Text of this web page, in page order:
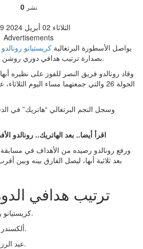
0 نشر
الثلاثاء 02 أبريل 2024 11:59 مساءً
Advertisements
يواصل الأسطورة البرتغالية كريستيانو رونالدو
بصدارة ترتيب هدافي دوري روشن السعودي، بعد “هاتريك” أبها.
وقاد رونالدو فريق النصر للفوز على نظيره
الجولة 26 والتي جمعتهما مساء اليوم
اقرأ أيضا.. بعد الهاتريك.. رونالدو
بعد ثلاثية أبها، ليصل الفارق بينه وبين
ترتيب هدافي
1- كريستيانو رونالدو (النصر): 29 هدفًا.
2- ألكسندر ميتروفيتش (الهلال): 22.
3- عبد الرزاق حمدالله (الاتحاد): 18.